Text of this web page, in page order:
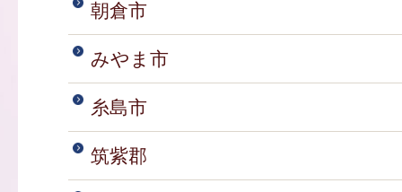
朝倉市
みやま市
糸島市
筑紫郡